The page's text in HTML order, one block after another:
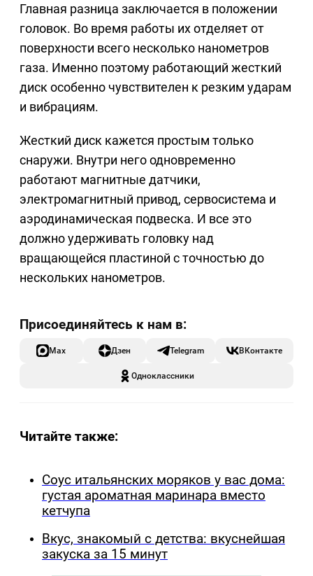
Главная разница заключается в положении
головок. Во время работы их отделяет от
поверхности всего несколько нанометров
газа. Именно поэтому работающий жесткий
диск особенно чувствителен к резким ударам
и вибрациям.
Жесткий диск кажется простым только
снаружи. Внутри него одновременно
работают магнитные датчики,
электромагнитный привод, сервосистема и
аэродинамическая подвеска. И все это
должно удерживать головку над
вращающейся пластиной с точностью до
нескольких нанометров.
Max Дзен Telegram ВКонтакте
Одноклассники
Читайте также:
Соус итальянских моряков у вас дома:
густая ароматная маринара вместо
кетчупа
Вкус, знакомый с детства: вкуснейшая
закуска за 15 минут